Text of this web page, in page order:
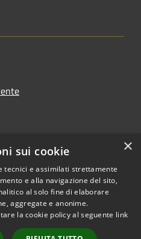
Copyright © 2026 • Comune di
×
sui cookie
tecnici e assimilati strettamente
e alla navigazione del sito,
al solo fine di elaborare
aggregate e anonime.
la cookie policy al seguente link